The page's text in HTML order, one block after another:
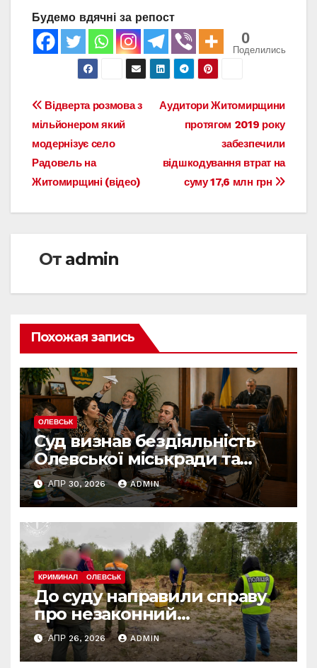
Будемо вдячні за репост
0
Поделились
Навигация
по
записям
Аудитори Житомирщини
протягом 2019 року
забезпечили
відшкодування втрат на
суму 17,6 млн грн
Відверта розмова з
мільйонером який
модернізує село
Радовель на
Житомирщині (відео)
От admin
Похожая запись
ОЛЕВСЬК
Суд визнав бездіяльність
Олевської міськради та
зобов’язав усунути
порушення
АПР 30, 2026 ADMIN
КРИМИНАЛ ОЛЕВСЬК
До суду направили справу
про незаконний
промисловий видобуток
пісковику на Олевщині
АПР 26, 2026 ADMIN